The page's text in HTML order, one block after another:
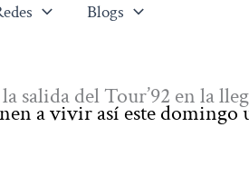
Blogs
salida del Tour’92 en la
a vivir así este domingo